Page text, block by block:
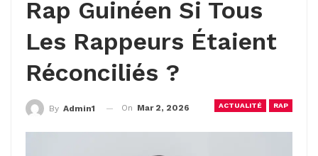
Rap Guinéen Si Tous
Les Rappeurs Étaient
Réconciliés ?
ACTUALITÉ RAP
By Admin1 On Mar 2, 2026